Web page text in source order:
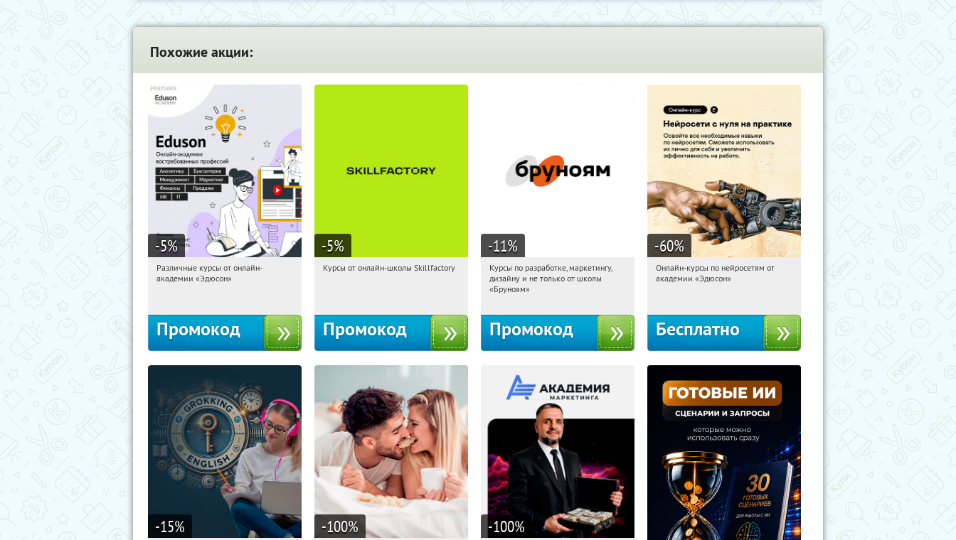
Похожие акции:
-5%
15:38:49 Получили:
Различные курсы от онлайн-
академии «Эдюсон»
Промокод
-5%
15:38:49
Получи первым!
Курсы от онлайн-школы Skillfactory
Промокод
-11%
15:38:49
Получи первым!
Россия
Курсы по разработке, маркетингу,
дизайну и не только от школы
«Бруноям»
Промокод
-60%
15:38:49 Получили:
Онлайн-курсы по нейросетям от
академии «Эдюсон»
Бесплатно
-15% -100% -100%